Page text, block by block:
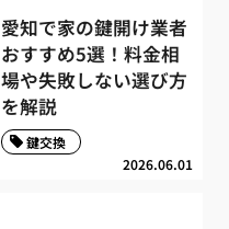
愛知で家の鍵開け業者
おすすめ5選！料金相
場や失敗しない選び方
を解説
2026.06.01
鍵交換